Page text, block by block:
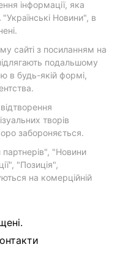
інформації, яка
Новини", в
сайті з посиланням на
подальшому
в будь-якій формі,
творів
забороняється.
"Новини
"Позиція",
на комерційній